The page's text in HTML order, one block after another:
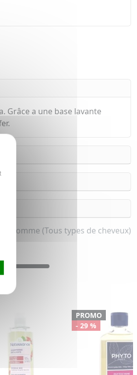
Grâce a une base lavante
homme (Tous types de cheveux)
PROMO
- 29 %